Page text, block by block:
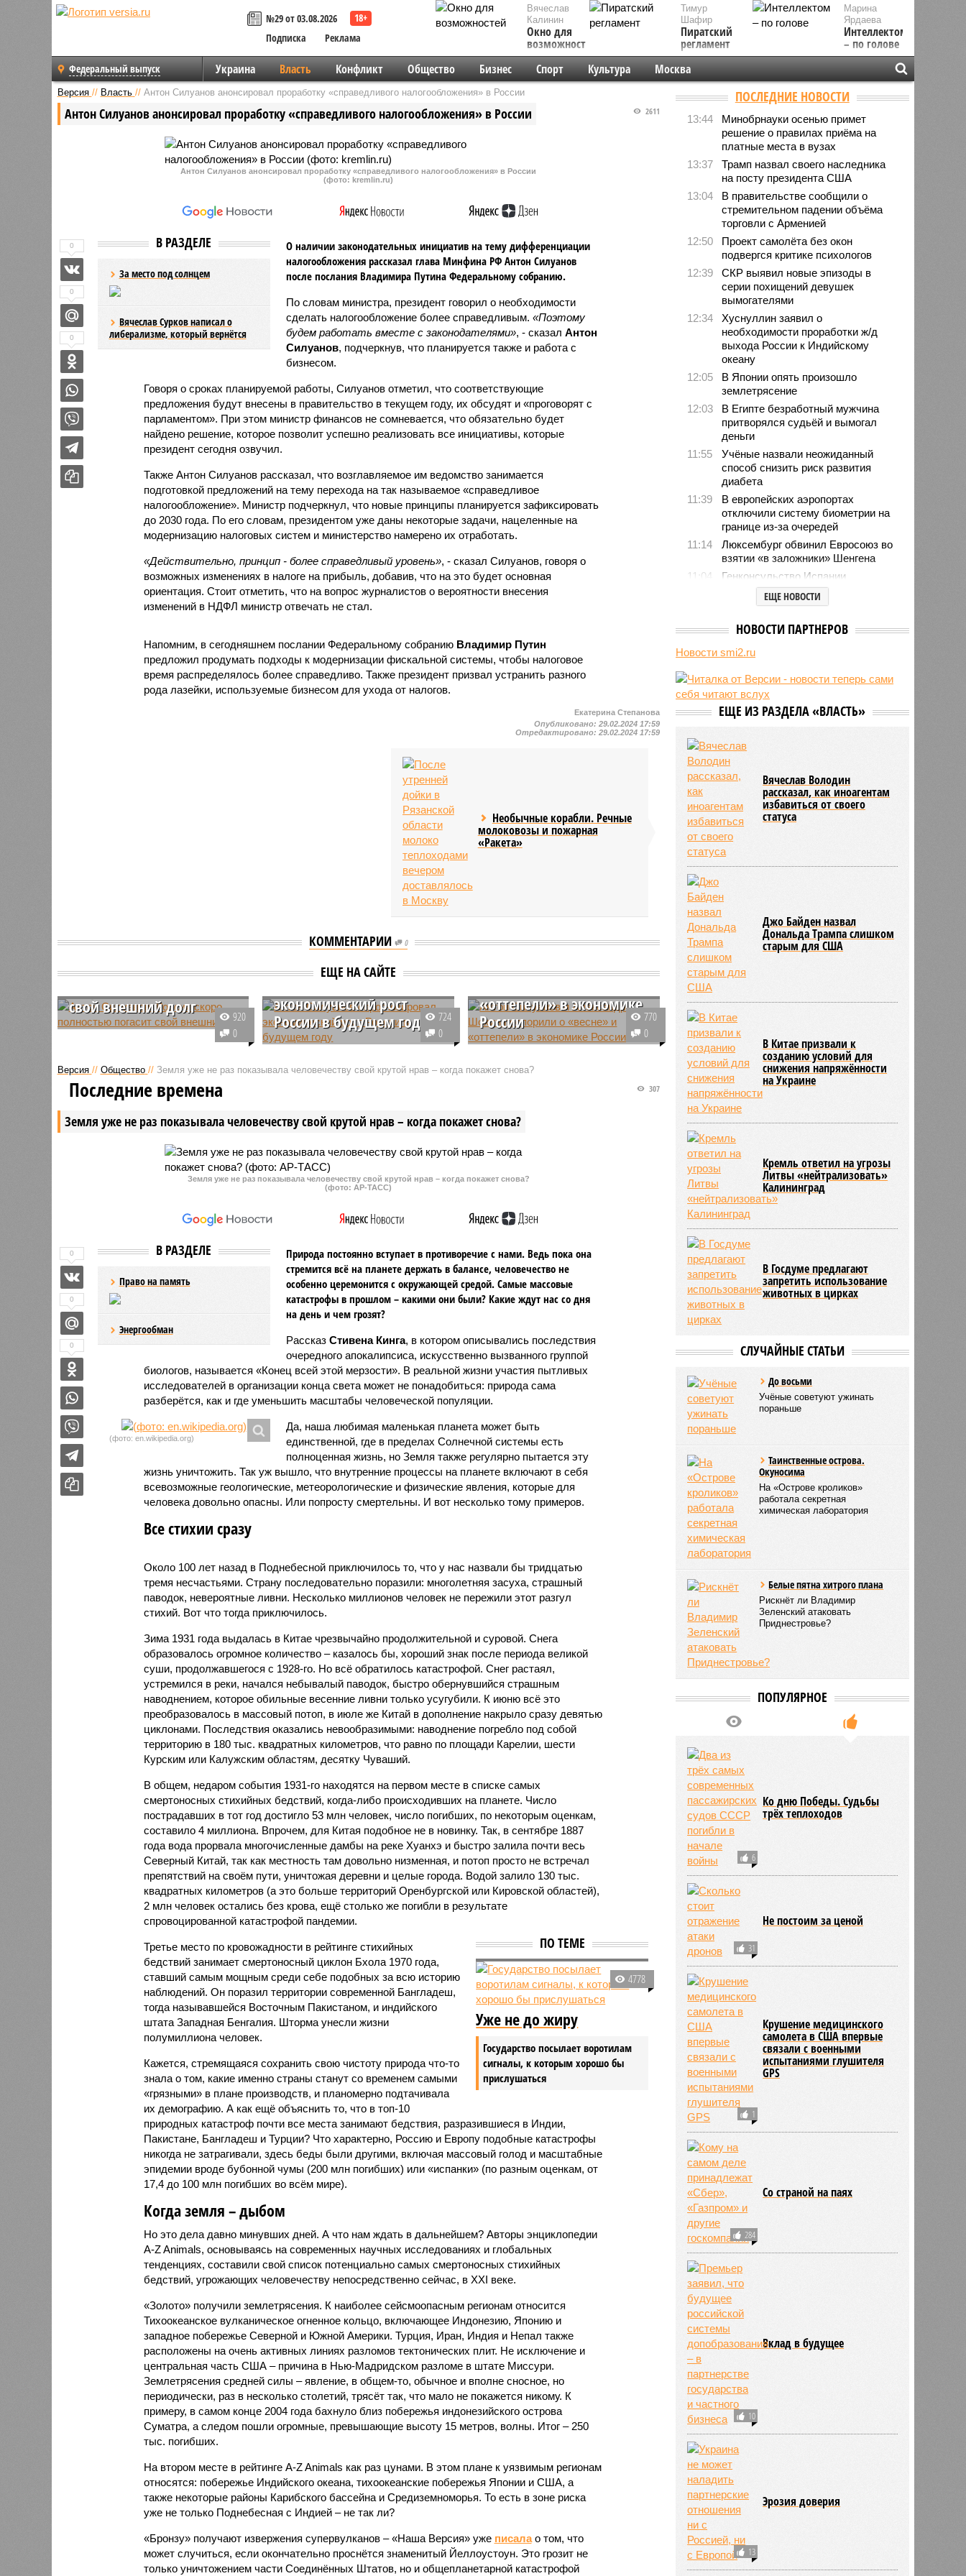
№29 от 03.08.2026
Подписка
Реклама
Вячеслав
Калинин
Окно для
возможностей
Марина
Ярдаева
Интеллектом
– по голове
Тимур
Шафир
Пиратский
регламент
Федеральный выпуск Украина Власть Конфликт Общество Бизнес Спорт Культура Москва
Версия // Власть // Антон Силуанов анонсировал проработку «справедливого налогообложения» в России
Антон Силуанов анонсировал проработку «справедливого налогообложения» в России 2611
Антон Силуанов анонсировал проработку «справедливого налогообложения» в России
(фото: kremlin.ru)
В РАЗДЕЛЕ
За место под солнцем
Вячеслав Сурков написал о
либерализме, который вернётся
О наличии законодательных инициатив на тему дифференциации
налогообложения рассказал глава Минфина РФ Антон Силуанов
после послания Владимира Путина Федеральному собранию.
По словам министра, президент говорил о необходимости
сделать налогообложение более справедливым. «Поэтому
будем работать вместе с законодателями», - сказал Антон
Силуанов, подчеркнув, что планируется также и работа с
бизнесом.
Говоря о сроках планируемой работы, Силуанов отметил, что соответствующие
предложения будут внесены в правительство в текущем году, их обсудят и «проговорят с
парламентом». При этом министр финансов не сомневается, что обязательно будет
найдено решение, которое позволит успешно реализовать все инициативы, которые
президент сегодня озвучил.
Также Антон Силуанов рассказал, что возглавляемое им ведомство занимается
подготовкой предложений на тему перехода на так называемое «справедливое
налогообложение». Министр подчеркнул, что новые принципы планируется зафиксировать
до 2030 года. По его словам, президентом уже даны некоторые задачи, нацеленные на
модернизацию налоговых систем и министерство намерено их отработать.
«Действительно, принцип - более справедливый уровень», - сказал Силуанов, говоря о
возможных изменениях в налоге на прибыль, добавив, что на это будет основная
ориентация. Стоит отметить, что на вопрос журналистов о вероятности внесения
изменений в НДФЛ министр отвечать не стал.
Напомним, в сегодняшнем послании Федеральному собранию Владимир Путин
предложил продумать подходы к модернизации фискальной системы, чтобы налоговое
время распределялось более справедливо. Также президент призвал устранить разного
рода лазейки, используемые бизнесом для ухода от налогов.
0
0
0
Екатерина Степанова
Опубликовано:29.02.2024 17:59
Отредактировано:29.02.2024 17:59
Необычные корабли. Речные
молоковозы и пожарная
«Ракета»
КОММЕНТАРИИ 0
ЕЩЕ НА САЙТЕ
Антон Силуанов: Россия
свой внешний долг
Выступая на Петербургском
международном экономическом
России Антон Силуанов заявил,
что страна в скором времени
полностью погасит свой внешний
долг.
920
0
Антон Силуанов
спрогнозировал
экономический рост
России в будущем году
Министр финансов Российской
выразил ожидания, связанные с
предстоящем году.
724
0
Антон Силуанов и
Александр Шохин
«оттепели» в экономике
России
Глава РСПП и министр финансов
чего стоит ждать от российской
или все-таки «экономической
770
0
Версия // Общество // Земля уже не раз показывала человечеству свой крутой нрав – когда покажет снова?
Земля уже не раз показывала человечеству свой крутой нрав – когда покажет снова?
307
Последние времена
Земля уже не раз показывала человечеству свой крутой нрав – когда покажет снова?
(фото: АР-ТАСС)
В РАЗДЕЛЕ
Право на память
Энергообман
Природа постоянно вступает в противоречие с нами. Ведь пока она
стремится всё на планете держать в балансе, человечество не
особенно церемонится с окружающей средой. Самые массовые
катастрофы в прошлом – какими они были? Какие ждут нас со дня
на день и чем грозят?
Рассказ Стивена Кинга, в котором описывались последствия
очередного апокалипсиса, искусственно вызванного группой
биологов, называется «Конец всей этой мерзости». В реальной жизни участия пытливых
исследователей в организации конца света может не понадобиться: природа сама
разберётся, как и где уменьшить масштабы человеческой популяции.
(фото: en.wikipedia.org)
Да, наша любимая маленькая планета может быть
единственной, где в пределах Солнечной системы есть
полноценная жизнь, но Земля также регулярно пытается эту
жизнь уничтожить. Так уж вышло, что внутренние процессы на планете включают в себя
всевозможные геологические, метеорологические и физические явления, которые для
человека довольно опасны. Или попросту смертельны. И вот несколько тому примеров.
Все стихии сразу
Около 100 лет назад в Поднебесной приключилось то, что у нас назвали бы тридцатью
тремя несчастьями. Страну последовательно поразили: многолетняя засуха, страшный
паводок, невероятные ливни. Несколько миллионов человек не пережили этот разгул
стихий. Вот что тогда приключилось.
Зима 1931 года выдалась в Китае чрезвычайно продолжительной и суровой. Снега
образовалось огромное количество – казалось бы, хороший знак после периода великой
суши, продолжавшегося с 1928-го. Но всё обратилось катастрофой. Снег растаял,
устремился в реки, начался небывалый паводок, быстро обернувшийся страшным
наводнением, которое обильные весенние ливни только усугубили. К июню всё это
преобразовалось в массовый потоп, в июле же Китай в дополнение накрыло сразу девятью
циклонами. Последствия оказались невообразимыми: наводнение погребло под собой
территорию в 180 тыс. квадратных километров, что равно по площади Карелии, шести
Курским или Калужским областям, десятку Чуваший.
В общем, недаром события 1931-го находятся на первом месте в списке самых
смертоносных стихийных бедствий, когда-либо происходивших на планете. Число
пострадавших в тот год достигло 53 млн человек, число погибших, по некоторым оценкам,
составило 4 миллиона. Впрочем, для Китая подобное не в новинку. Так, в сентябре 1887
года вода прорвала многочисленные дамбы на реке Хуанхэ и быстро залила почти весь
Северный Китай, так как местность там довольно низменная, и потоп просто не встречал
препятствий на своём пути, уничтожая деревни и целые города. Водой залило 130 тыс.
квадратных километров (а это больше территорий Оренбургской или Кировской областей),
2 млн человек остались без крова, ещё столько же погибли в результате
спровоцированной катастрофой пандемии.
ПО ТЕМЕ
4778
Уже не до жиру
Государство посылает воротилам
сигналы, к которым хорошо бы
прислушаться
Третье место по кровожадности в рейтинге стихийных
бедствий занимает смертоносный циклон Бхола 1970 года,
ставший самым мощным среди себе подобных за всю историю
наблюдений. Он поразил территории современной Бангладеш,
тогда называвшейся Восточным Пакистаном, и индийского
штата Западная Бенгалия. Шторма унесли жизни
полумиллиона человек.
Кажется, стремящаяся сохранить свою чистоту природа что-то
знала о том, какие именно страны станут со временем самыми
«грязными» в плане производств, и планомерно подтачивала
их демографию. А как ещё объяснить то, что в топ-10
природных катастроф почти все места занимают бедствия, разразившиеся в Индии,
Пакистане, Бангладеш и Турции? Что характерно, Россию и Европу подобные катастрофы
никогда не затрагивали, здесь беды были другими, включая массовый голод и масштабные
эпидемии вроде бубонной чумы (200 млн погибших) или «испанки» (по разным оценкам, от
17,4 до 100 млн погибших во всём мире).
Когда земля – дыбом
Но это дела давно минувших дней. А что нам ждать в дальнейшем? Авторы энциклопедии
A-Z Animals, основываясь на современных научных исследованиях и глобальных
тенденциях, составили свой список потенциально самых смертоносных стихийных
бедствий, угрожающих человечеству непосредственно сейчас, в XXI веке.
«Золото» получили землетрясения. К наиболее сейсмоопасным регионам относится
Тихоокеанское вулканическое огненное кольцо, включающее Индонезию, Японию и
западное побережье Северной и Южной Америки. Турция, Иран, Индия и Непал также
расположены на очень активных линиях разломов тектонических плит. Не исключение и
центральная часть США – причина в Нью-Мадридском разломе в штате Миссури.
Землетрясения средней силы – явление, в общем-то, обычное и вполне сносное, но
периодически, раз в несколько столетий, трясёт так, что мало не покажется никому. К
примеру, в самом конце 2004 года бахнуло близ побережья индонезийского острова
Суматра, а следом пошли огромные, превышающие высоту 15 метров, волны. Итог – 250
тыс. погибших.
На втором месте в рейтинге A-Z Animals как раз цунами. В этом плане к уязвимым регионам
относятся: побережье Индийского океана, тихо­океанские побережья Японии и США, а
также некоторые районы Карибского бассейна и Средиземноморья. То есть в зоне риска
уже не только Поднебесная с Индией – не так ли?
«Бронзу» получают извержения супервулканов – «Наша Версия» уже писалао том, что
может случиться, если окончательно проснётся знаменитый Йеллоустоун. Это грозит не
только уничтожением части Соединённых Штатов, но и общепланетарной катастрофой
0
0
0
ПОСЛЕДНИЕ НОВОСТИ
13:44
Минобрнауки осенью примет
решение о правилах приёма на
платные места в вузах
13:37
Трамп назвал своего наследника
на посту президента США
13:04
В правительстве сообщили о
стремительном падении объёма
торговли с Арменией
12:50
Проект самолёта без окон
подвергся критике психологов
12:39
СКР выявил новые эпизоды в
серии похищений девушек
вымогателями
12:34
Хуснуллин заявил о
необходимости проработки ж/д
выхода России к Индийскому
океану
12:05
В Японии опять произошло
землетрясение
12:03
В Египте безработный мужчина
притворялся судьёй и вымогал
деньги
11:55
Учёные назвали неожиданный
способ снизить риск развития
диабета
11:39
В европейских аэропортах
отключили систему биометрии на
границе из-за очередей
11:14
Люксембург обвинил Евросоюз во
взятии «в заложники» Шенгена
11:04
Генконсульство Испании
выпустило предупреждение для
россиян
ближайшее время урегулировать
конфликт на Украине
советом ФИФА за попытку
провернуть скандальную сделку
10:26
В Польше рассказали о тренде
ЕЩЕ НОВОСТИ
НОВОСТИ ПАРТНЕРОВ
Новости smi2.ru
ЕЩЕ ИЗ РАЗДЕЛА «ВЛАСТЬ»
Вячеслав Володин
рассказал, как иноагентам
избавиться от своего
статуса
Джо Байден назвал
Дональда Трампа слишком
старым для США
В Китае призвали к
созданию условий для
снижения напряжённости
на Украине
Кремль ответил на угрозы
Литвы «нейтрализовать»
Калининград
В Госдуме предлагают
запретить использование
животных в цирках
СЛУЧАЙНЫЕ СТАТЬИ
До восьми
Учёные советуют ужинать
пораньше
Таинственные острова.
Окуносима
На «Острове кроликов»
работала секретная
химическая лаборатория
Белые пятна хитрого плана
Рискнёт ли Владимир
Зеленский атаковать
Приднестровье?
ПОПУЛЯРНОЕ
6
Ко дню Победы. Судьбы
трёх теплоходов
31
Не постоим за ценой
1
Крушение медицинского
самолета в США впервые
связали с военными
испытаниями глушителя
GPS
284
Со страной на паях
10
Вклад в будущее
13
Эрозия доверия